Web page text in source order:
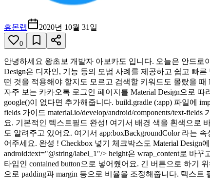
휴몬랩 2020년 10월 31일
0
안녕하세요 왕초보 개발자 아보카도 입니다. 오늘은 안드로
Design은 디자인, 기능 등의 모범 사례를 제공하고 쉽고 빠
떤 것을 적용해야 할지도 모르고 검색할 키워드도 몰랐을
자주 보는 카카오톡 로그인 페이지를 Material Design으로 따
google()이 없다면 추가해줍니다. build.gradle (:app) 파일에
fields 가이드 material.io/develop/android/components/text-
요. 기본적인 텍스트필드 완성! 여기서 배경 색을 흰색으로
도 알려주고 있어요. 여기서 app:boxBackgroundColor 라는
어주세요. 완성 ! Checkbox 넣기 체크박스도 Material Design
android:text="@string/label_1"/> height은 wrap_content로
타입인 contained button으로 넣어줬어요. 긴 버튼으로 하기
으로 padding과 margin 등으로 비율을 조정해줍니다. 텍스